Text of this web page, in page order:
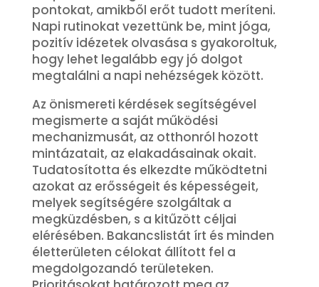
pontokat, amikből erőt tudott meríteni.
Napi rutinokat vezettünk be, mint jóga,
pozitív idézetek olvasása s gyakoroltuk,
hogy lehet legalább egy jó dolgot
megtalálni a napi nehézségek között.
Az önismereti kérdések segítségével
megismerte a saját működési
mechanizmusát, az otthonról hozott
mintázatait, az elakadásainak okait.
Tudatosította és elkezdte működtetni
azokat az erősségeit és képességeit,
melyek segítségére szolgáltak a
megküzdésben, s a kitűzött céljai
elérésében. Bakancslistát írt és minden
életterületen célokat állított fel a
megdolgozandó területeken.